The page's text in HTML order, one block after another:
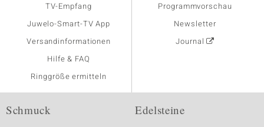
TV-Empfang
Juwelo-Smart-TV App
Versandinformationen
Hilfe & FAQ
Ringgröße ermitteln
Programmvorschau
Newsletter
Journal
Schmuck Edelsteine